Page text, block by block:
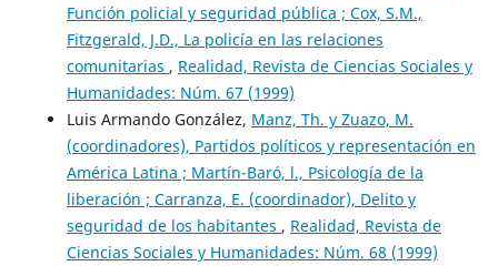
Función policial y seguridad pública ; Cox, S.M.,
Fitzgerald, J.D., La policía en las relaciones
comunitarias , Realidad, Revista de Ciencias Sociales y
Humanidades: Núm. 67 (1999)
Luis Armando González, Manz, Th. y Zuazo, M.
(coordinadores), Partidos políticos y representación en
América Latina ; Martín-Baró, l., Psicología de la
liberación ; Carranza, E. (coordinador), Delito y
seguridad de los habitantes , Realidad, Revista de
Ciencias Sociales y Humanidades: Núm. 68 (1999)